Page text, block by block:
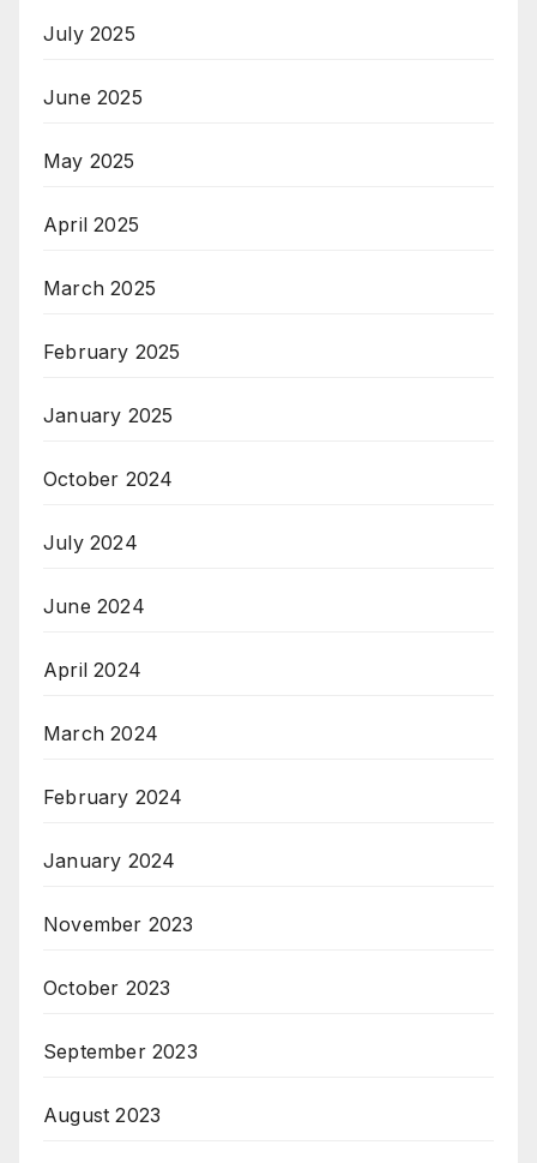
July 2025
June 2025
May 2025
April 2025
March 2025
February 2025
January 2025
October 2024
July 2024
June 2024
April 2024
March 2024
February 2024
January 2024
November 2023
October 2023
September 2023
August 2023